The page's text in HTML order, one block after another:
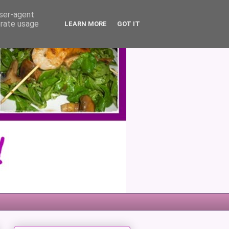
agent
usage
LEARN MORE GOT IT